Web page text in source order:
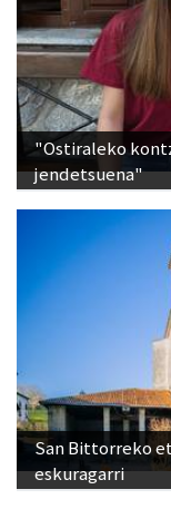
"Ostiraleko
jendetsuena"
San Bittorreko
eskuragarri